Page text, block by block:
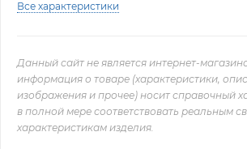
Все характеристики
Данный сайт не является интернет-
информация о товаре (характеристики,
изображения и прочее) носит справочный
в полной мере соответствовать реальным
характеристикам изделия.